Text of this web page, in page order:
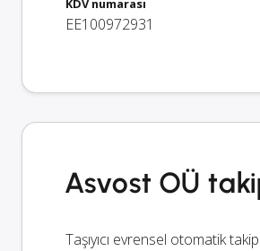
KDV numarası
EE100972931
Asvost OÜ
Taşıyıcı evrensel otomatik